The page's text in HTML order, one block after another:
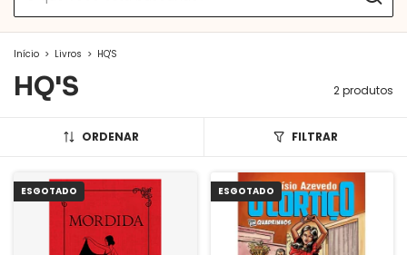
Início > Livros > HQ'S
HQ'S 2 produtos
ORDENAR FILTRAR
ESGOTADO ESGOTADO